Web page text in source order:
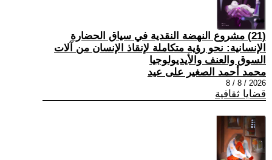
(21) مشروع النهضة النقدية في سياق الحضارة
الإنسانية: نحو رؤية متكاملة لإنقاذ الإنسان من آلات
السوق والعنف والأيديولوجيا
محمد أحمد الصغير على عيد
2026 / 8 / 8
قضايا ثقافية